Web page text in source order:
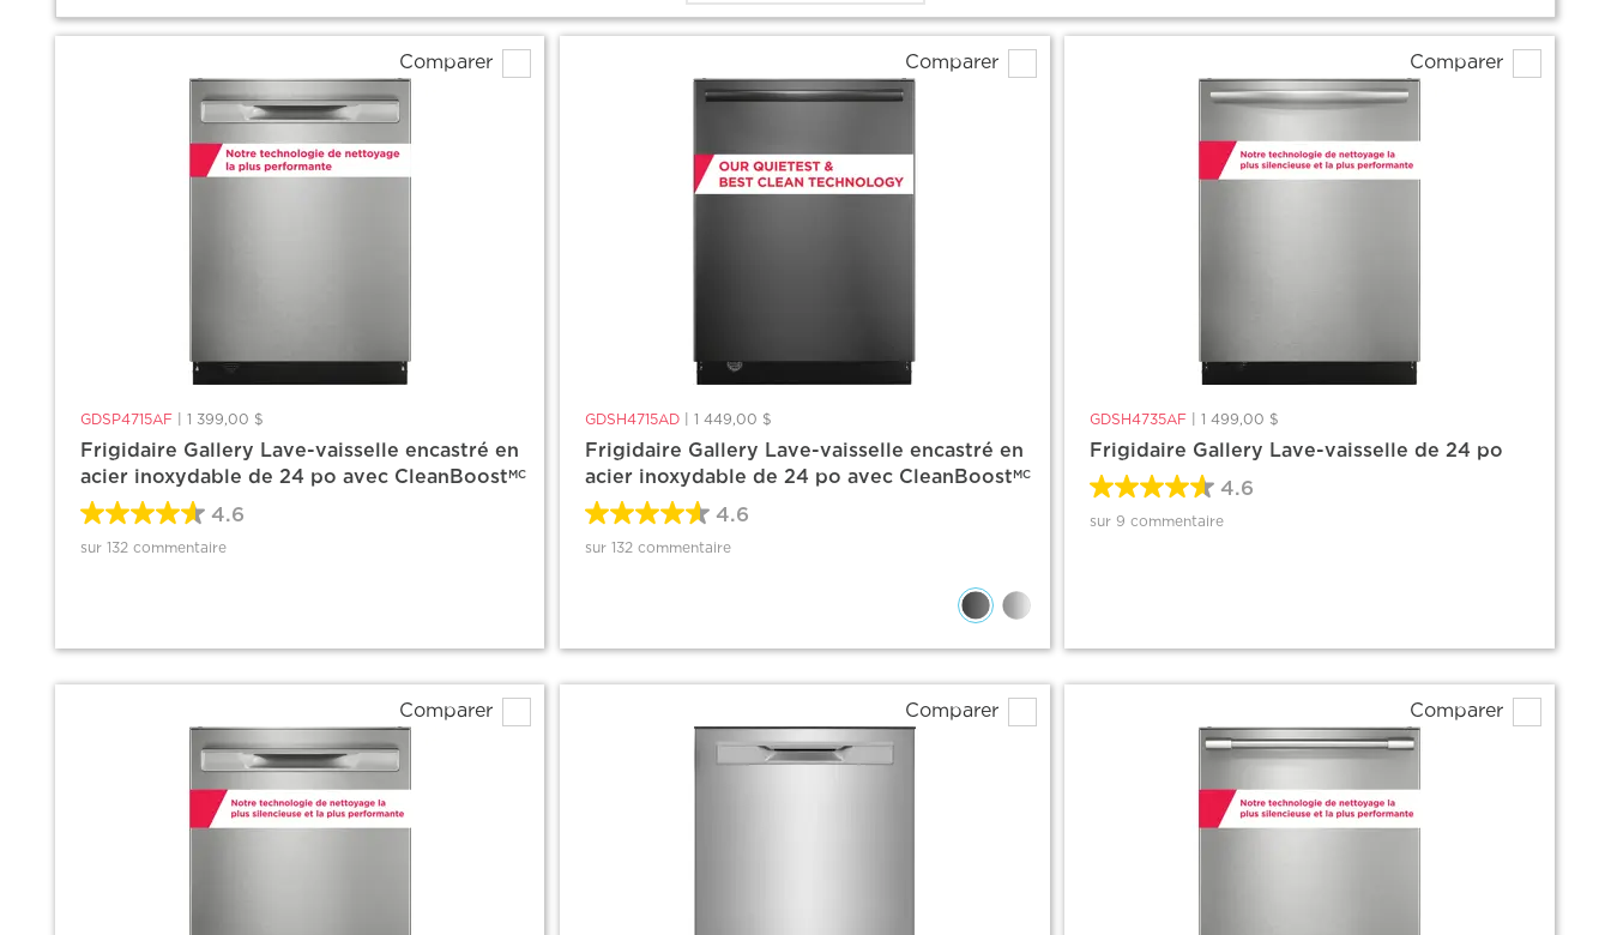
Comparer
GDSP4715AF |1 399,00 $
Frigidaire Gallery Lave-vaisselle encastré en
acier inoxydable de 24 po avec CleanBoostMC
4.6
sur 132 commentaire
Comparer
GDSH4715AD |1 449,00 $
Frigidaire Gallery Lave-vaisselle encastré en
acier inoxydable de 24 po avec CleanBoostMC
4.6
sur 132 commentaire
Comparer
GDSH4735AF |1 499,00 $
Frigidaire Gallery Lave-vaisselle de 24 po
4.6
sur 9 commentaire
Comparer Comparer Comparer